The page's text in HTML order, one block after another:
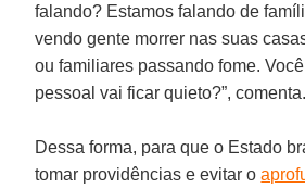
falando? Estamos falando de
vendo gente morrer nas suas
ou familiares passando fome.
pessoal vai ficar quieto?”, comenta.
Dessa forma, para que o Estado
tomar providências e evitar o